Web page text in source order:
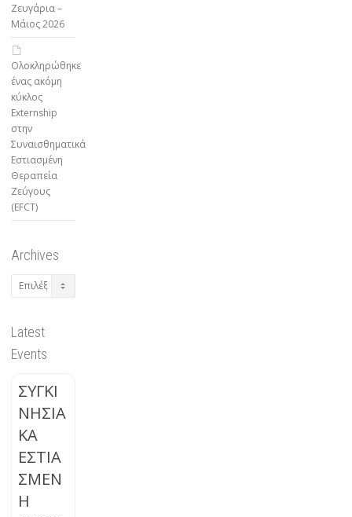
Ζευγάρια –
Μάιος 2026
Ολοκληρώθηκε
ένας ακόμη
κύκλος
Externship
στην
Συναισθηματικά
Εστιασμένη
Θεραπεία
Ζεύγους
(EFCT)
Archives
Archives
Latest
Events
ΣΥΓΚΙ
ΝΗΣΙΑ
ΚΑ
ΕΣΤΙΑ
ΣΜΕΝ
Η